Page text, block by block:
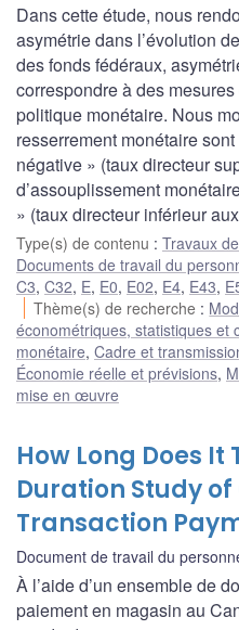
Dans cette étude, nous
asymétrie dans l’évolution
des fonds fédéraux,
correspondre à des
politique monétaire. Nous
resserrement monétaire
négative » (taux directeur
d’assouplissement
» (taux directeur inférieur
Type(s) de contenu : Travaux
Documents de travail du
C3, C32, E, E0, E02, E4, E43,
Thème(s) de recherche :
économétriques, statistiques et
monétaire, Cadre et
Économie réelle et prévisions,
mise en œuvre
How Long Does It
Duration Study
Transaction
Document de travail du
À l’aide d’un ensemble de
paiement en magasin au